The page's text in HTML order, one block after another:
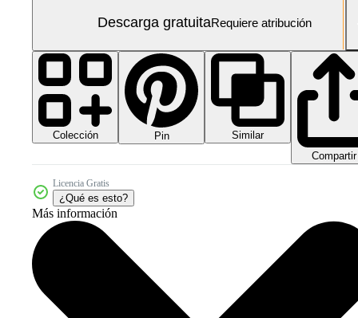
Descarga gratuitaRequiere atribución
Colección Pin
Similar
Compartir
Licencia Gratis
¿Qué es esto?
Más información